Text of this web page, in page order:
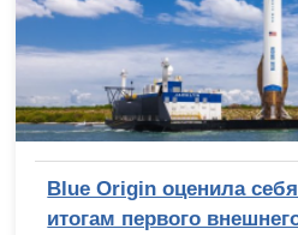
Blue Origin оценила
итогам первого